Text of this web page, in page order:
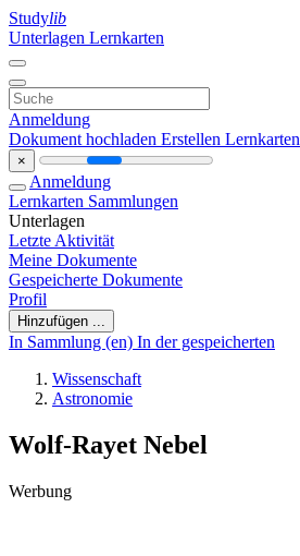
Studylib
Unterlagen Lernkarten
Anmeldung
Dokument hochladen Erstellen Lernkarten
×
Anmeldung
Lernkarten Sammlungen
Unterlagen
Letzte Aktivität
Meine Dokumente
Gespeicherte Dokumente
Profil
Hinzufügen ...
In Sammlung (en) In der gespeicherten
Wissenschaft
Astronomie
Wolf-Rayet Nebel
Werbung